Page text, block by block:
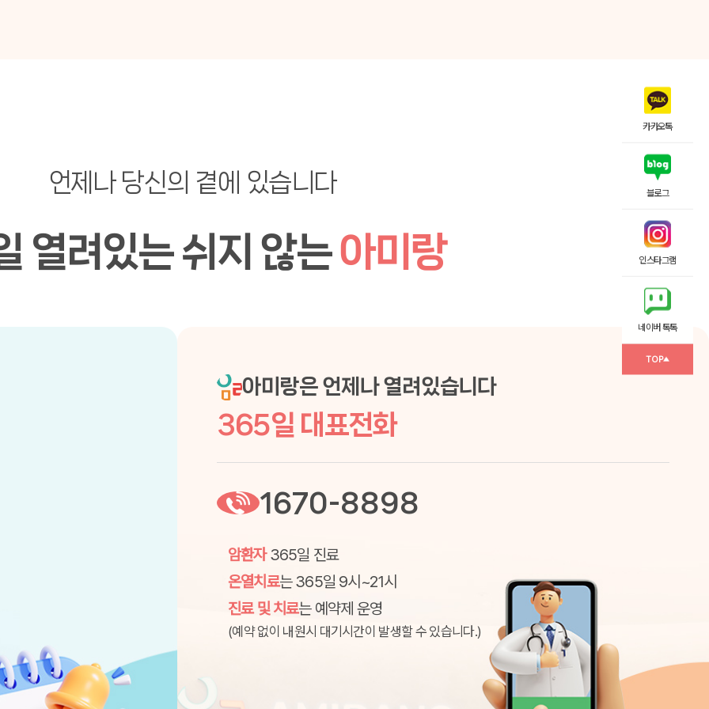
언제나 당신의 곁에 있습니다
열려있는쉬지 않는아미랑
아미랑은 언제나 열려있습니다
365일 대표전화
1670-8898
암환자365일 진료
온열치료는 365일 9시~21시
진료 및 치료는 예약제 운영
(예약 없이 내원시 대기시간이 발생할 수 있습니다.)
카카오톡
블로그
인스타그램
네이버 톡톡
TOP